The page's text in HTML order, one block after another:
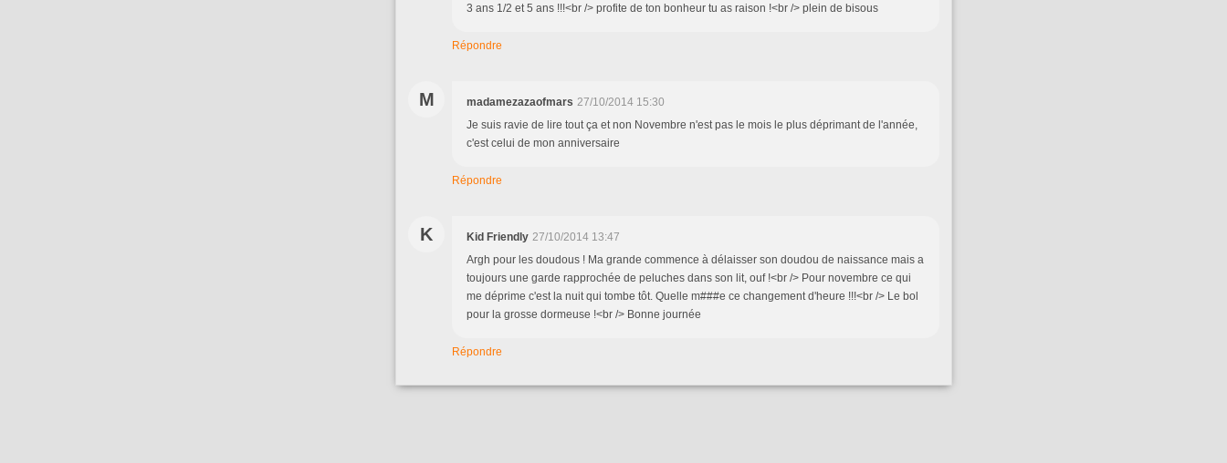
3 ans 1/2 et 5 ans !!!<br /> profite de ton bonheur tu as raison !<br /> plein de bisous
Répondre
M madamezazaofmars 27/10/2014 15:30
Je suis ravie de lire tout ça et non Novembre n'est pas le mois le plus déprimant de l'année,
c'est celui de mon anniversaire
Répondre
K Kid Friendly 27/10/2014 13:47
Argh pour les doudous ! Ma grande commence à délaisser son doudou de naissance mais a
toujours une garde rapprochée de peluches dans son lit, ouf !<br /> Pour novembre ce qui
me déprime c'est la nuit qui tombe tôt. Quelle m###e ce changement d'heure !!!<br /> Le bol
pour la grosse dormeuse !<br /> Bonne journée
Répondre